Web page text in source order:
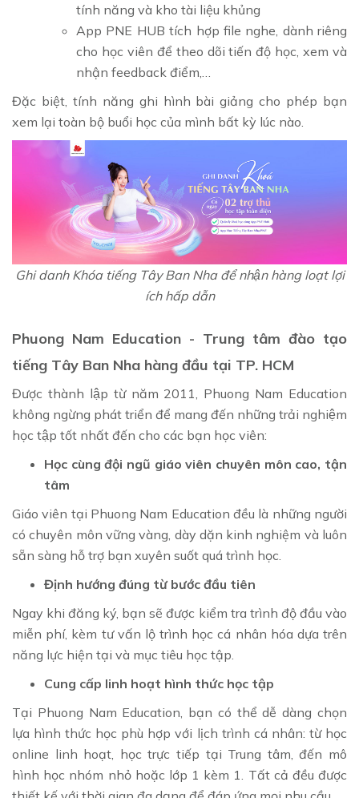
tính năng và kho tài liệu khủng
App PNE HUB tích hợp file nghe, dành riêng
cho học viên để theo dõi tiến độ học, xem và
nhận feedback điểm,…
Đặc biệt, tính năng ghi hình bài giảng cho phép bạn
xem lại toàn bộ buổi học của mình bất kỳ lúc nào.
Ghi danh Khóa tiếng Tây Ban Nha để nhận hàng loạt lợi
ích hấp dẫn
Phuong Nam Education - Trung tâm đào tạo
tiếng Tây Ban Nha hàng đầu tại TP. HCM
Được thành lập từ năm 2011, Phuong Nam Education
không ngừng phát triển để mang đến những trải nghiệm
học tập tốt nhất đến cho các bạn học viên:
Học cùng đội ngũ giáo viên chuyên môn cao, tận
tâm
Giáo viên tại Phuong Nam Education đều là những người
có chuyên môn vững vàng, dày dặn kinh nghiệm và luôn
sẵn sàng hỗ trợ bạn xuyên suốt quá trình học.
Định hướng đúng từ bước đầu tiên
Ngay khi đăng ký, bạn sẽ được kiểm tra trình độ đầu vào
miễn phí, kèm tư vấn lộ trình học cá nhân hóa dựa trên
năng lực hiện tại và mục tiêu học tập.
Cung cấp linh hoạt hình thức học tập
Tại Phuong Nam Education, bạn có thể dễ dàng chọn
lựa hình thức học phù hợp với lịch trình cá nhân: từ học
online linh hoạt, học trực tiếp tại Trung tâm, đến mô
hình học nhóm nhỏ hoặc lớp 1 kèm 1. Tất cả đều được